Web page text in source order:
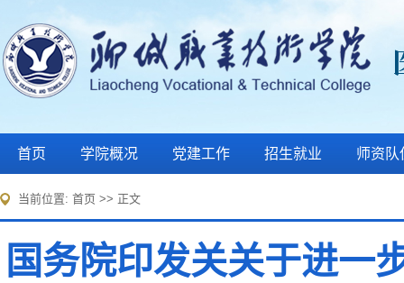
首页 学院概况 党建工作 招生就业 师资队
当前位置: 首页 >> 正文
国务院印发关关于进一